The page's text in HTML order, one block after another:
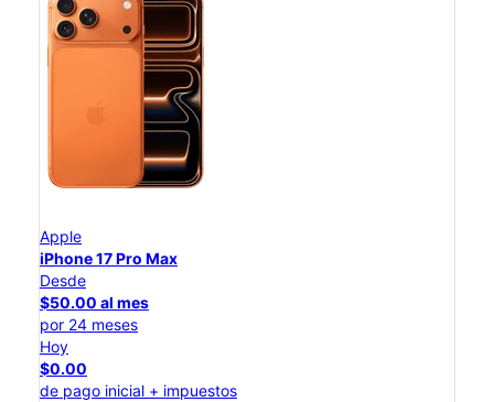
Apple
iPhone 17 Pro Max
Desde
$50.00 al mes
por 24 meses
Hoy
$0.00
de pago inicial + impuestos